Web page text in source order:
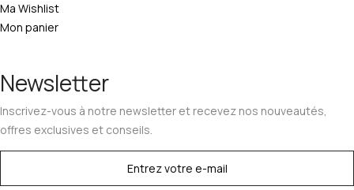
Ma Wishlist
Mon panier
Newsletter
Inscrivez-vous à notre newsletter et recevez nos nouveautés,
offres exclusives et conseils.